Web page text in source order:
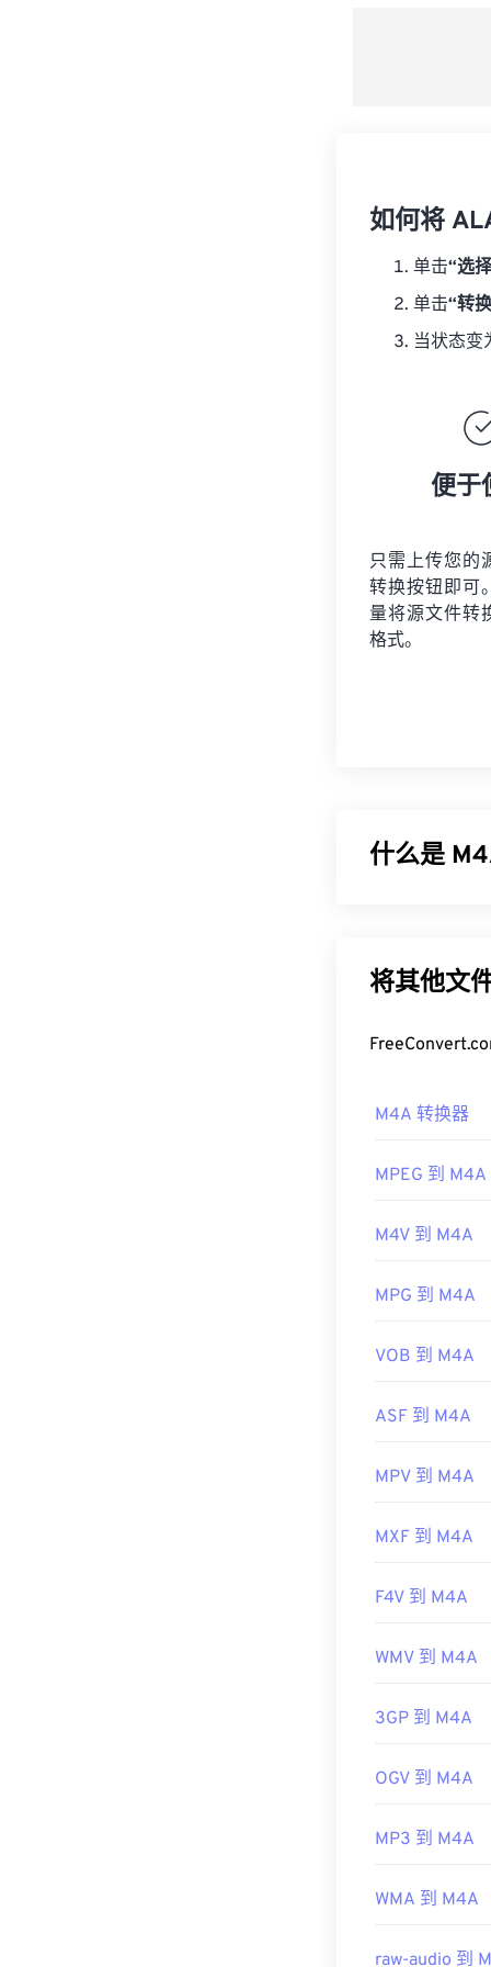
如何将
单击“选
单击“转
当状态变
便于
只需上传您的
转换按钮即可
量将源文件转
格式。
什么是
质量比MP3文
默认程序是
此外，M4A 可
首次发行：
https://
将其他文
M4A 转换器
MPEG 到 M4A
M4V 到 M4A
MPG 到 M4A
VOB 到 M4A
ASF 到 M4A
MPV 到 M4A
MXF 到 M4A
F4V 到 M4A
WMV 到 M4A
3GP 到 M4A
OGV 到 M4A
MP3 到 M4A
WMA 到 M4A
raw-audio 到